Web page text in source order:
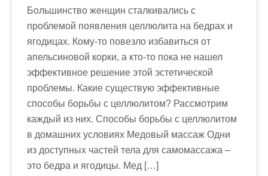
Большинство женщин сталкивались с
проблемой появления целлюлита на бедрах и
ягодицах. Кому-то повезло избавиться от
апельсиновой корки, а кто-то пока не нашел
эффективное решение этой эстетической
проблемы. Какие существую эффективные
способы борьбы с целлюлитом? Рассмотрим
каждый из них. Способы борьбы с целлюлитом
в домашних условиях Медовый массаж Одни
из доступных частей тела для самомассажа –
это бедра и ягодицы. Мед […]